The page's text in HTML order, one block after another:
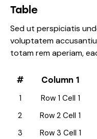
Table
Sed ut perspiciatis
voluptatem
totam rem aperiam,
# Column 1
1 Row 1 Cell 1
2
Row 2 Cell 1
3
Row 3 Cell 1